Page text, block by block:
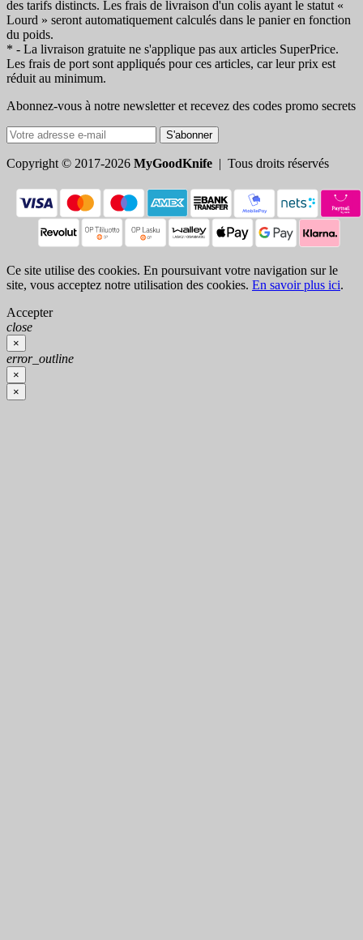
des tarifs distincts. Les frais de livraison d'un colis ayant le statut «
Lourd » seront automatiquement calculés dans le panier en fonction
du poids.
* - La livraison gratuite ne s'applique pas aux articles SuperPrice.
Les frais de port sont appliqués pour ces articles, car leur prix est
réduit au minimum.
Abonnez-vous à notre newsletter et recevez des codes promo secrets
S'abonner
Copyright © 2017-2026 MyGoodKnife | Tous droits réservés
Ce site utilise des cookies. En poursuivant votre navigation sur le
site, vous acceptez notre utilisation des cookies. En savoir plus ici.
Accepter
close
×
error_outline
×
×